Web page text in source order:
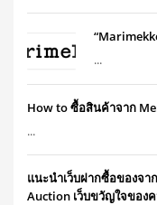
...
How to ซื้อสินค้าจาก
...
แนะนำเว็บฝากซื้อของจ
Auction เว็บขวัญใจขอ